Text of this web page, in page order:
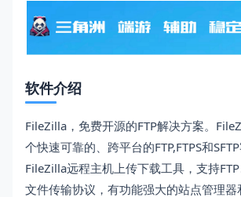
软件介绍
FileZilla，免费开源的FTP解决方案。
个快速可靠的、跨平台的FTP,FTPS和SFTP
FileZilla远程主机上传下载工具，支持FTP
文件传输协议，有功能强大的站点管理器